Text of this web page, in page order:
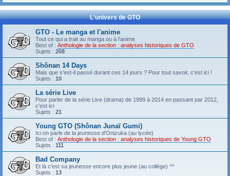
L'univers de GTO
GTO - Le manga et l'anime
Tout ce qui a trait au manga ou à l'anime
Best of : Anthologie de la section : analyses historiques de GTO
Sujets : 208
Shônan 14 Days
Mais que s'est-il passé durant ces 14 jours ? Pour tout savoir, c'est ici !
Sujets : 10
La série Live
Pour parler de la série Live (drama) de 1999 à 2014 en passant par 2012,
c'est ici
Sujets : 21
Young GTO (Shônan Junaï Gumi)
Ici on parle de la jeunesse d'Onizuka (au lycée)
Best of : Anthologie de la section : analyses historiques de Young GTO
Sujets : 111
Bad Company
Et là c'est sa jeunesse encore plus jeune (au collège) ^^
Sujets : 13